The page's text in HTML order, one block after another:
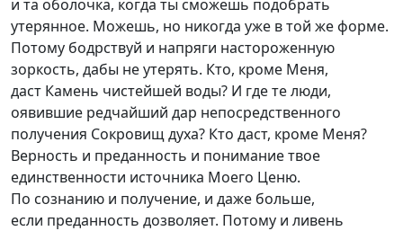
и та оболочка, когда ты сможешь подобрать
утерянное. Можешь, но никогда уже в той же форме.
Потому бодрствуй и напряги настороженную
зоркость, дабы не утерять. Кто, кроме Меня,
даст Камень чистейшей воды? И где те люди,
оявившие редчайший дар непосредственного
получения Сокровищ духа? Кто даст, кроме Меня?
Верность и преданность и понимание твое
единственности источника Моего Ценю.
По сознанию и получение, и даже больше,
если преданность дозволяет. Потому и ливень